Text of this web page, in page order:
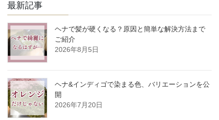
最新記事
ヘナで髪が硬くなる？原因と簡単な解決方法まで
ご紹介
2026年8月5日
ヘナ&インディゴで染まる色、バリエーションを公
開
2026年7月20日